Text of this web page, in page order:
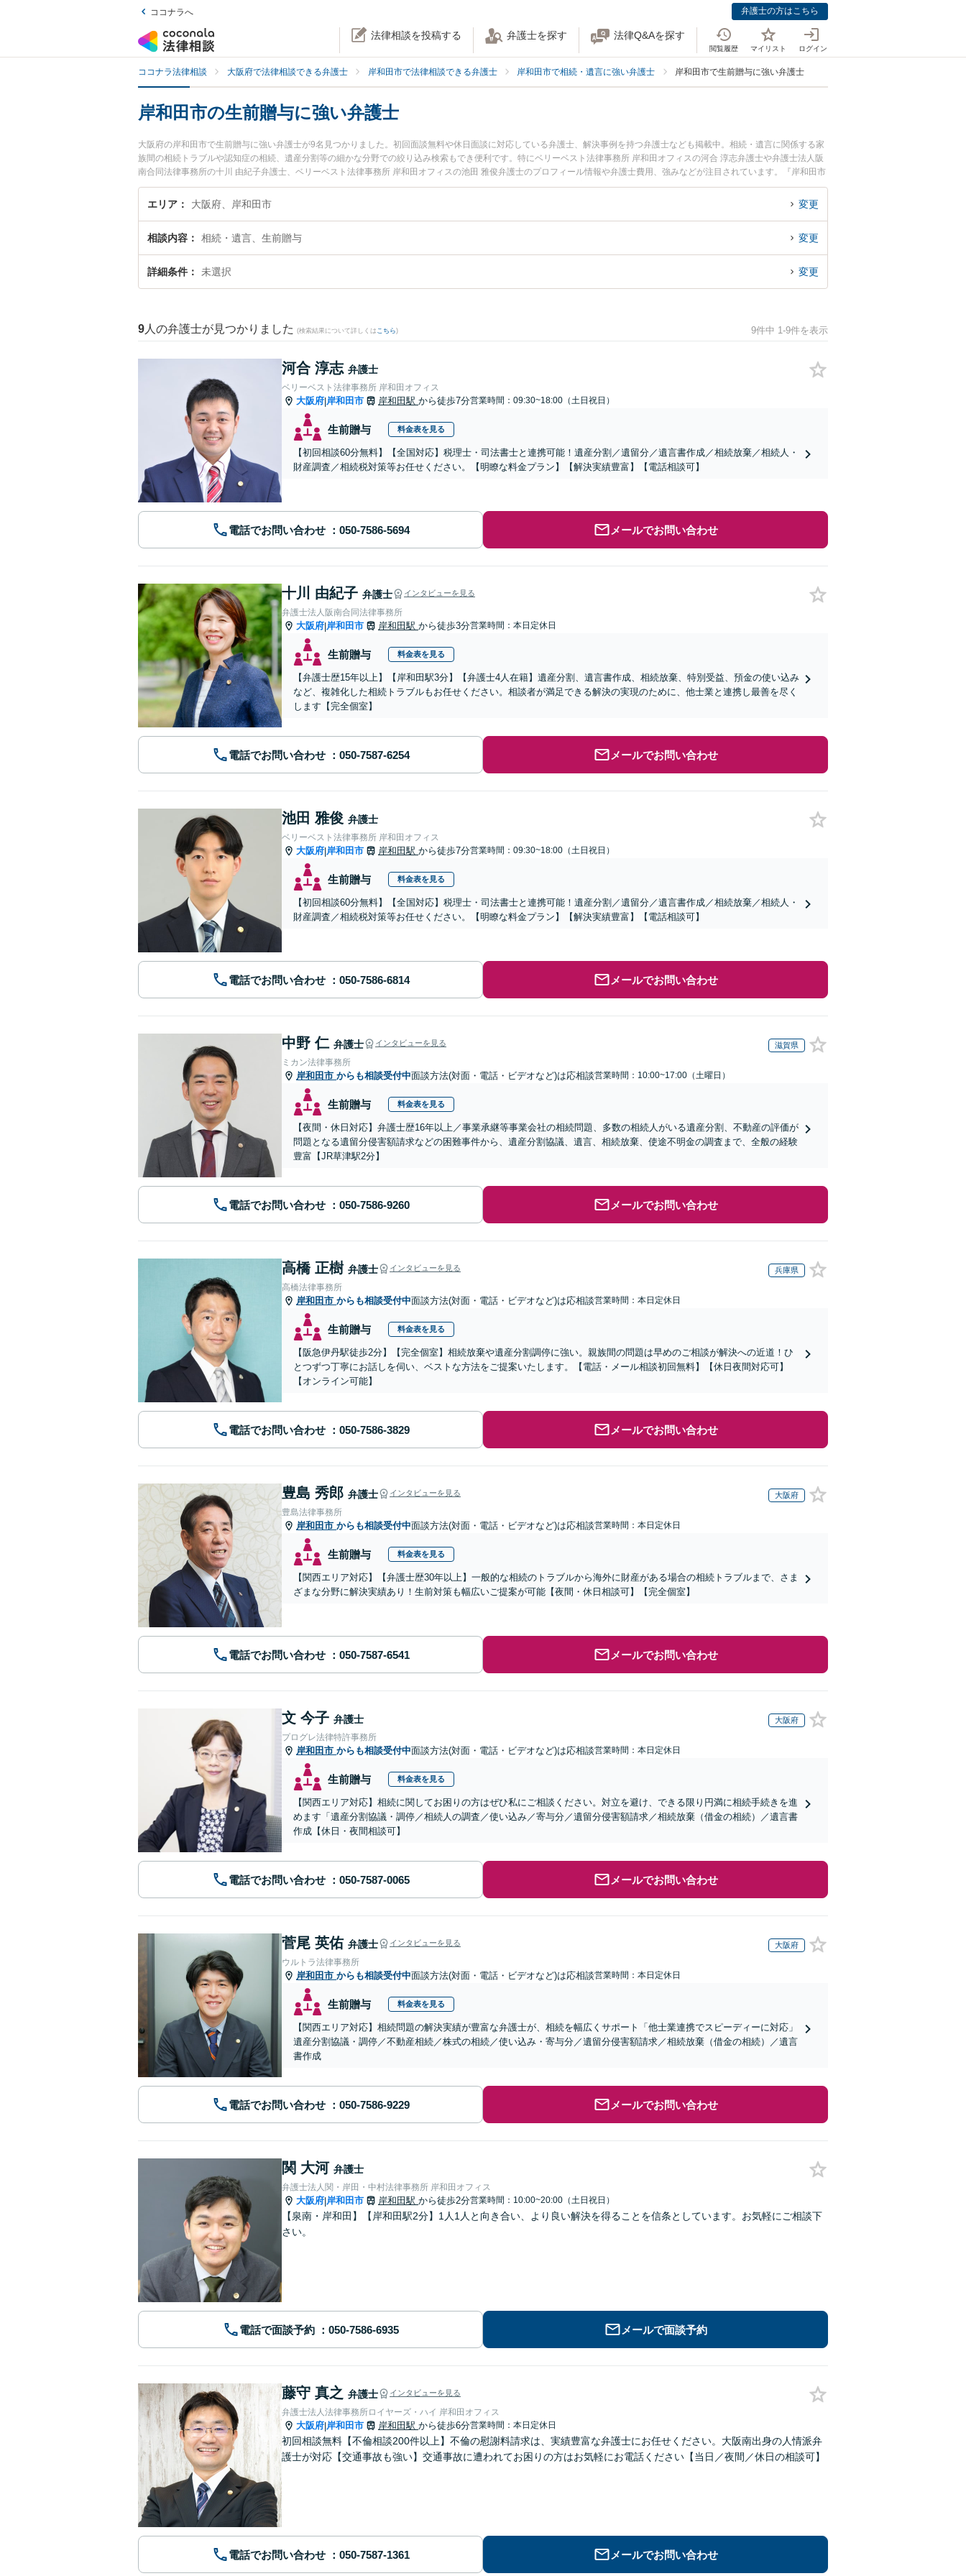
ココナラへ 弁護士の方はこちら
法律相談を投稿する 弁護士を探す 法律Q&Aを探す
閲覧履歴 マイリスト ログイン
ココナラ法律相談 大阪府で法律相談できる弁護士 岸和田市で法律相談できる弁護士 岸和田市で相続・遺言に強い弁護士 岸和田市で生前贈与に強い弁護士
岸和田市の生前贈与に強い弁護士
大阪府の岸和田市で生前贈与に強い弁護士が9名見つかりました。初回面談無料や休日面談に対応している弁護士、解決事例を持つ弁護士なども掲載中。相続・遺言に関係する家
族間の相続トラブルや認知症の相続、遺産分割等の細かな分野での絞り込み検索もでき便利です。特にベリーベスト法律事務所 岸和田オフィスの河合 淳志弁護士や弁護士法人阪
南合同法律事務所の十川 由紀子弁護士、ベリーベスト法律事務所 岸和田オフィスの池田 雅俊弁護士のプロフィール情報や弁護士費用、強みなどが注目されています。『岸和田市
で土日や夜間に発生した生前贈与のトラブルを今すぐに弁護士に相談したい』『生前贈与のトラブル解決の実績豊富な近くの弁護士を検索したい』『初回相談無料で生前贈与を法
律相談できる岸和田市内の弁護士に相談予約したい』などでお困りの相談者さんにおすすめです。
エリア 大阪府、岸和田市 変更
相談内容 相続・遺言、生前贈与 変更
詳細条件 未選択 変更
9 人の弁護士が見つかりました (検索結果について詳しくは こちら) 9件中 1-9件を表示
河合 淳志 弁護士
ベリーベスト法律事務所 岸和田オフィス
大阪府|岸和田市 岸和田駅 から徒歩7分営業時間：09:30~18:00（土日祝日）
生前贈与 料金表を見る
【初回相談60分無料】【全国対応】税理士・司法書士と連携可能！遺産分割／遺留分／遺言書作成／相続放棄／相続人・
財産調査／相続税対策等お任せください。【明瞭な料金プラン】【解決実績豊富】【電話相談可】
電話でお問い合わせ メールでお問い合わせ
十川 由紀子 弁護士 インタビューを見る
弁護士法人阪南合同法律事務所
大阪府|岸和田市 岸和田駅 から徒歩3分営業時間：本日定休日
生前贈与 料金表を見る
【弁護士歴15年以上】【岸和田駅3分】【弁護士4人在籍】遺産分割、遺言書作成、相続放棄、特別受益、預金の使い込み
など、複雑化した相続トラブルもお任せください。相談者が満足できる解決の実現のために、他士業と連携し最善を尽く
します【完全個室】
電話でお問い合わせ メールでお問い合わせ
池田 雅俊 弁護士
ベリーベスト法律事務所 岸和田オフィス
大阪府|岸和田市 岸和田駅 から徒歩7分営業時間：09:30~18:00（土日祝日）
生前贈与 料金表を見る
【初回相談60分無料】【全国対応】税理士・司法書士と連携可能！遺産分割／遺留分／遺言書作成／相続放棄／相続人・
財産調査／相続税対策等お任せください。【明瞭な料金プラン】【解決実績豊富】【電話相談可】
電話でお問い合わせ メールでお問い合わせ
中野 仁 弁護士 インタビューを見る 滋賀県
ミカン法律事務所
岸和田市 からも相談受付中面談方法(対面・電話・ビデオなど)は応相談営業時間：10:00~17:00（土曜日）
生前贈与 料金表を見る
【夜間・休日対応】弁護士歴16年以上／事業承継等事業会社の相続問題、多数の相続人がいる遺産分割、不動産の評価が
問題となる遺留分侵害額請求などの困難事件から、遺産分割協議、遺言、相続放棄、使途不明金の調査まで、全般の経験
豊富【JR草津駅2分】
電話でお問い合わせ メールでお問い合わせ
高橋 正樹 弁護士 インタビューを見る 兵庫県
高橋法律事務所
岸和田市 からも相談受付中面談方法(対面・電話・ビデオなど)は応相談営業時間：本日定休日
生前贈与 料金表を見る
【阪急伊丹駅徒歩2分】【完全個室】相続放棄や遺産分割調停に強い。親族間の問題は早めのご相談が解決への近道！ひ
とつずつ丁寧にお話しを伺い、ベストな方法をご提案いたします。【電話・メール相談初回無料】【休日夜間対応可】
【オンライン可能】
電話でお問い合わせ メールでお問い合わせ
豊島 秀郎 弁護士 インタビューを見る 大阪府
豊島法律事務所
岸和田市 からも相談受付中面談方法(対面・電話・ビデオなど)は応相談営業時間：本日定休日
生前贈与 料金表を見る
【関西エリア対応】【弁護士歴30年以上】一般的な相続のトラブルから海外に財産がある場合の相続トラブルまで、さま
ざまな分野に解決実績あり！生前対策も幅広いご提案が可能【夜間・休日相談可】【完全個室】
電話でお問い合わせ メールでお問い合わせ
文 今子 弁護士 大阪府
プログレ法律特許事務所
岸和田市 からも相談受付中面談方法(対面・電話・ビデオなど)は応相談営業時間：本日定休日
生前贈与 料金表を見る
【関西エリア対応】相続に関してお困りの方はぜひ私にご相談ください。対立を避け、できる限り円満に相続手続きを進
めます「遺産分割協議・調停／相続人の調査／使い込み／寄与分／遺留分侵害額請求／相続放棄（借金の相続）／遺言書
作成【休日・夜間相談可】
電話でお問い合わせ メールでお問い合わせ
菅尾 英佑 弁護士 インタビューを見る 大阪府
ウルトラ法律事務所
岸和田市 からも相談受付中面談方法(対面・電話・ビデオなど)は応相談営業時間：本日定休日
生前贈与 料金表を見る
【関西エリア対応】相続問題の解決実績が豊富な弁護士が、相続を幅広くサポート「他士業連携でスピーディーに対応」
遺産分割協議・調停／不動産相続／株式の相続／使い込み・寄与分／遺留分侵害額請求／相続放棄（借金の相続）／遺言
書作成
電話でお問い合わせ メールでお問い合わせ
関 大河 弁護士
弁護士法人関・岸田・中村法律事務所 岸和田オフィス
大阪府|岸和田市 岸和田駅 から徒歩2分営業時間：10:00~20:00（土日祝日）
【泉南・岸和田】【岸和田駅2分】1人1人と向き合い、より良い解決を得ることを信条としています。お気軽にご相談下
さい。
電話で面談予約 メールで面談予約
藤守 真之 弁護士 インタビューを見る
弁護士法人法律事務所ロイヤーズ・ハイ 岸和田オフィス
大阪府|岸和田市 岸和田駅 から徒歩6分営業時間：本日定休日
初回相談無料【不倫相談200件以上】不倫の慰謝料請求は、実績豊富な弁護士にお任せください。大阪南出身の人情派弁
護士が対応【交通事故も強い】交通事故に遭われてお困りの方はお気軽にお電話ください【当日／夜間／休日の相談可】
電話でお問い合わせ メールでお問い合わせ